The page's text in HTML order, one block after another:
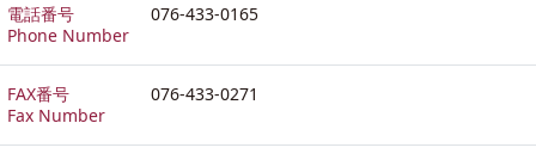
電話番号
Phone Number
076-433-0165
FAX番号
Fax Number
076-433-0271